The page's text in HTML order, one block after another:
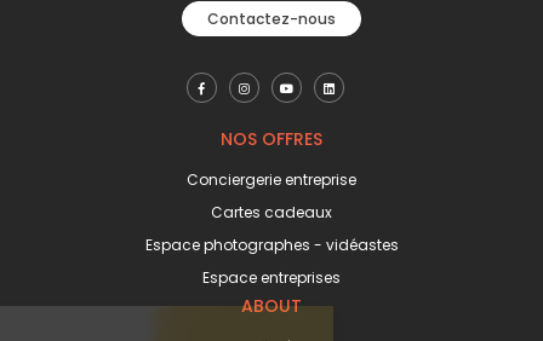
Contactez-nous
NOS OFFRES
Conciergerie entreprise
Cartes cadeaux
Espace photographes - vidéastes
Espace entreprises
ABOUT